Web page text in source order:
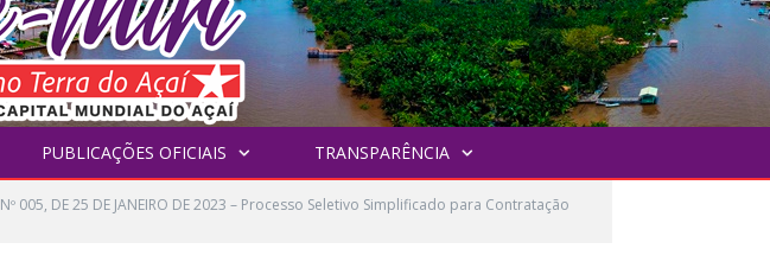
PUBLICAÇÕES OFICIAIS TRANSPARÊNCIA
Nº 005, DE 25 DE JANEIRO DE 2023 – Processo Seletivo Simplificado para Contratação